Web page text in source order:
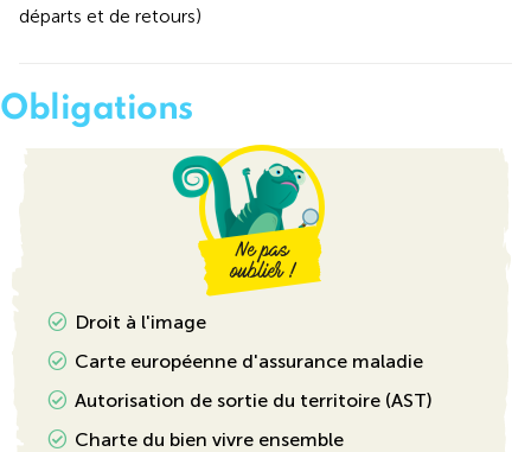
départs et de retours)
Obligations
Droit à l'image
Carte européenne d'assurance maladie
Autorisation de sortie du territoire (AST)
Charte du bien vivre ensemble